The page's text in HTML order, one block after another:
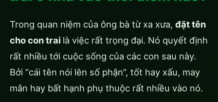
Trong quan niệm của ông bà từ xa xưa, đặt tên
cho con trai là việc rất trọng đại. Nó quyết định
rất nhiều tới cuộc sống của các con sau này.
Bởi “cái tên nói lên số phận”, tốt hay xấu, may
mắn hay bất hạnh phụ thuộc rất nhiều vào nó.